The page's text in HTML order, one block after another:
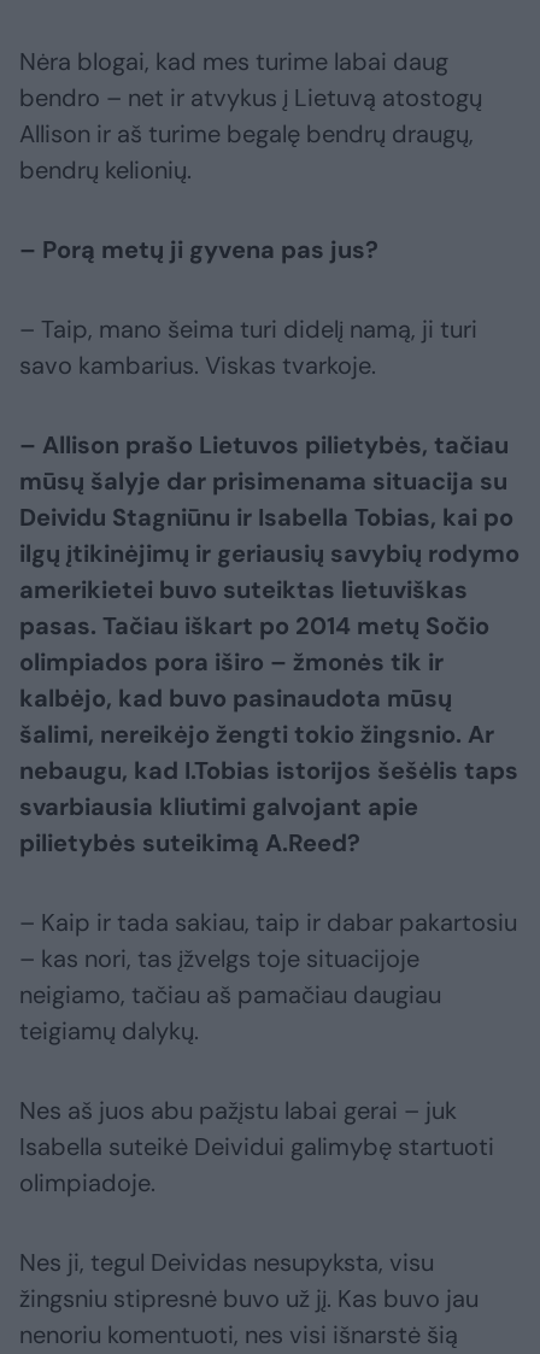
Nėra blogai, kad mes turime labai daug
bendro – net ir atvykus į Lietuvą atostogų
Allison ir aš turime begalę bendrų draugų,
bendrų kelionių.
– Porą metų ji gyvena pas jus?
– Taip, mano šeima turi didelį namą, ji turi
savo kambarius. Viskas tvarkoje.
– Allison prašo Lietuvos pilietybės, tačiau
mūsų šalyje dar prisimenama situacija su
Deividu Stagniūnu ir Isabella Tobias, kai po
ilgų įtikinėjimų ir geriausių savybių rodymo
amerikietei buvo suteiktas lietuviškas
pasas. Tačiau iškart po 2014 metų Sočio
olimpiados pora iširo – žmonės tik ir
kalbėjo, kad buvo pasinaudota mūsų
šalimi, nereikėjo žengti tokio žingsnio. Ar
nebaugu, kad I.Tobias istorijos šešėlis taps
svarbiausia kliutimi galvojant apie
pilietybės suteikimą A.Reed?
– Kaip ir tada sakiau, taip ir dabar pakartosiu
– kas nori, tas įžvelgs toje situacijoje
neigiamo, tačiau aš pamačiau daugiau
teigiamų dalykų.
Nes aš juos abu pažįstu labai gerai – juk
Isabella suteikė Deividui galimybę startuoti
olimpiadoje.
Nes ji, tegul Deividas nesupyksta, visu
žingsniu stipresnė buvo už jį. Kas buvo jau
nenoriu komentuoti, nes visi išnarstė šią